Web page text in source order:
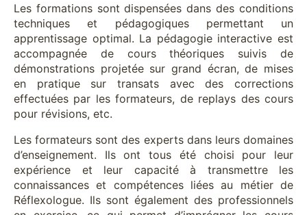
Les formations sont dispensées dans des conditions
techniques et pédagogiques permettant un
apprentissage optimal. La pédagogie interactive est
accompagnée de cours théoriques suivis de
démonstrations projetée sur grand écran, de mises
en pratique sur transats avec des corrections
effectuées par les formateurs, de replays des cours
pour révisions, etc.
Les formateurs sont des experts dans leurs domaines
d’enseignement. Ils ont tous été choisi pour leur
expérience et leur capacité à transmettre les
connaissances et compétences liées au métier de
Réflexologue. Ils sont également des professionnels